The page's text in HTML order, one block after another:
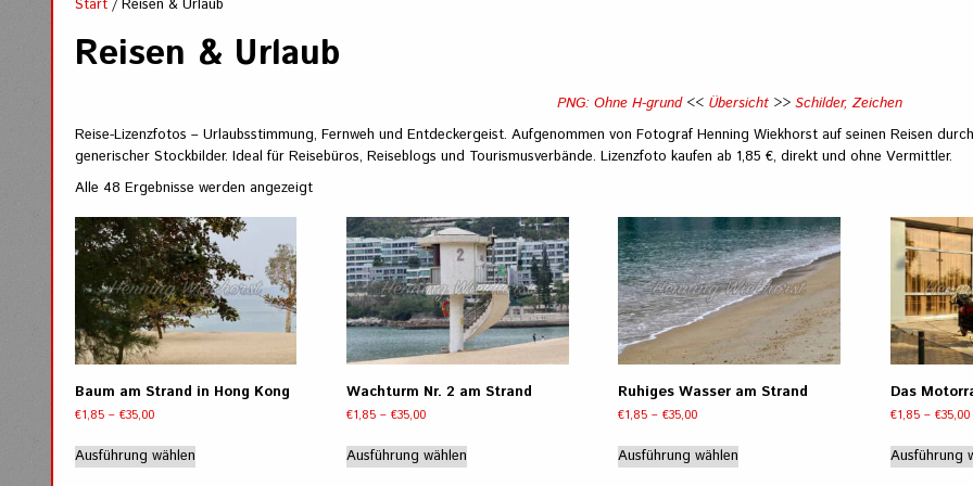
Start / Reisen & Urlaub
Reisen & Urlaub
PNG: Ohne H-grund<< Übersicht >> Schilder, Zeichen
Reise-Lizenzfotos – Urlaubsstimmung, Fernweh und Entdeckergeist. Aufgenommen von Fotograf Henning Wiekhorst auf seinen Reisen
generischer Stockbilder. Ideal für Reisebüros, Reiseblogs und Tourismusverbände. Lizenzfoto kaufen ab 1,85 €, direkt und ohne Vermittler.
Alle 48 Ergebnisse werden angezeigtNach
sortiert
Baum am Strand in Hong Kong
€1,85 – €35,00Preisspanne:
bis
€35,00
Ausführung wählen
Wachturm Nr. 2 am Strand
€1,85 –€35,00Preisspanne:
bis
€35,00
Ausführung wählen
Ruhiges Wasser am Strand
€1,85 –€35,00Preisspanne:
bis
€35,00
Ausführung wählen
Das
€1,85 – €35,00
Ausführung